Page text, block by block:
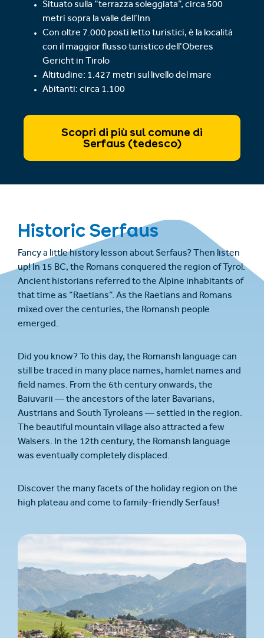
Situato sulla “terrazza soleggiata”, circa 500
metri sopra la valle dell’Inn
Con oltre 7.000 posti letto turistici, è la località
con il maggior flusso turistico dell’Oberes
Gericht in Tirolo
Altitudine: 1.427 metri sul livello del mare
Abitanti: circa 1.100
Scopri di più sul comune di
Serfaus (tedesco)
Historic Serfaus
Fancy a little history lesson about Serfaus? Then listen
up! In 15 BC, the Romans conquered the region of Tyrol.
Ancient historians referred to the Alpine inhabitants of
that time as “Raetians”. As the Raetians and Romans
mixed over the centuries, the Romansh people
emerged.
Did you know? To this day, the Romansh language can
still be traced in many place names, hamlet names and
field names. From the 6th century onwards, the
Baiuvarii — the ancestors of the later Bavarians,
Austrians and South Tyroleans — settled in the region.
The beautiful mountain village also attracted a few
Walsers. In the 12th century, the Romansh language
was eventually completely displaced.
Discover the many facets of the holiday region on the
high plateau and come to family-friendly Serfaus!